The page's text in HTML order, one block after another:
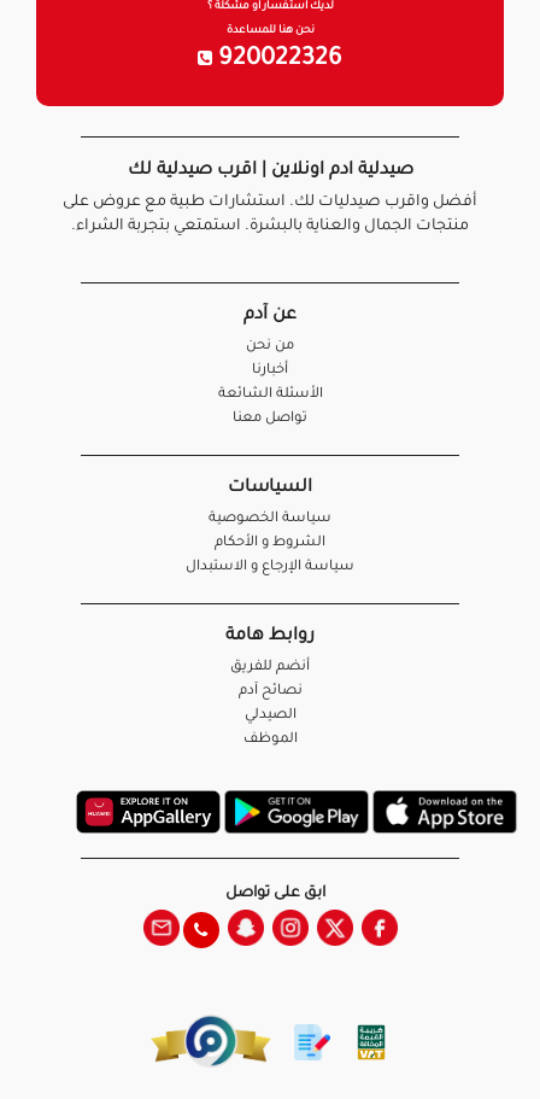
لديك استفسار او مشكلة ؟
نحن هنا للمساعدة
920022326
صيدلية ادم اونلاين | اقرب صيدلية لك
أفضل واقرب صيدليات لك. استشارات طبية مع عروض على
منتجات الجمال والعناية بالبشرة. استمتعي بتجربة الشراء.
عن آدم
من نحن
أخبارنا
الأسئلة الشائعة
تواصل معنا
السياسات
سياسة الخصوصية
الشروط و الأحكام
سياسة الإرجاع و الاستبدال
روابط هامة
أنضم للفريق
نصائح آدم
الصيدلي
الموظف
ابق على تواصل